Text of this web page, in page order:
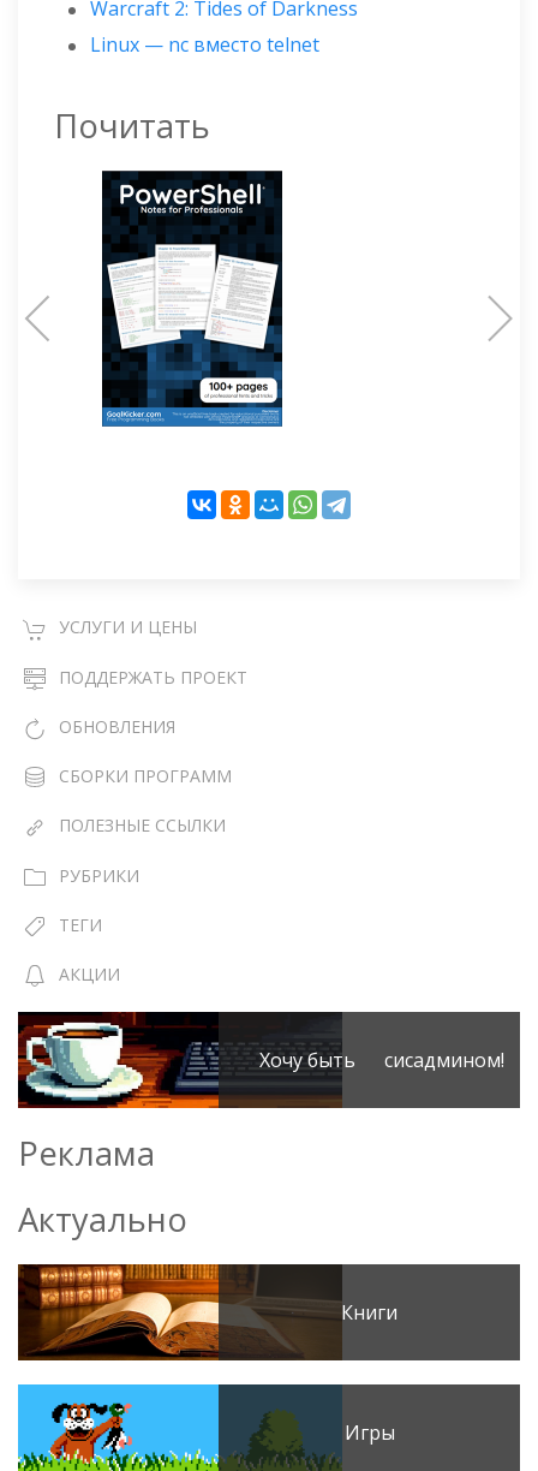
Warcraft 2: Tides of Darkness
Linux — nc вместо telnet
Почитать
УСЛУГИ И ЦЕНЫ
ПОДДЕРЖАТЬ ПРОЕКТ
ОБНОВЛЕНИЯ
СБОРКИ ПРОГРАММ
ПОЛЕЗНЫЕ ССЫЛКИ
РУБРИКИ
ТЕГИ
АКЦИИ
Хочу быть сисадмином!
Реклама
Актуально
Книги
Игры